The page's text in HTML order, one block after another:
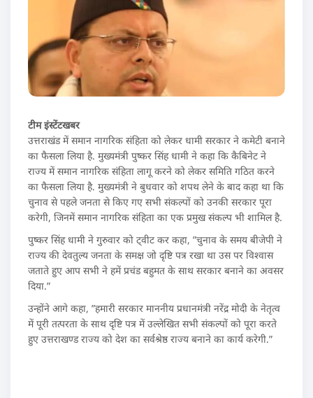
टीम इंस्टेंटखबर
उत्तराखंड में समान नागरिक संहिता को लेकर धामी सरकार ने कमेटी बनाने
का फैसला लिया है. मुख्यमंत्री पुष्कर सिंह धामी ने कहा कि कैबिनेट ने
राज्य में समान नागरिक संहिता लागू करने को लेकर समिति गठित करने
का फैसला लिया है. मुख्यमंत्री ने बुधवार को शपथ लेने के बाद कहा था कि
चुनाव से पहले जनता से किए गए सभी संकल्पों को उनकी सरकार पूरा
करेगी, जिनमें समान नागरिक संहिता का एक प्रमुख संकल्प भी शामिल है.
पुष्कर सिंह धामी ने गुरुवार को ट्वीट कर कहा, ”चुनाव के समय बीजेपी ने
राज्य की देवतुल्य जनता के समक्ष जो दृष्टि पत्र रखा था उस पर विश्वास
जताते हुए आप सभी ने हमें प्रचंड बहुमत के साथ सरकार बनाने का अवसर
दिया.”
उन्होंने आगे कहा, ”हमारी सरकार माननीय प्रधानमंत्री नरेंद्र मोदी के नेतृत्व
में पूरी तत्परता के साथ दृष्टि पत्र में उल्लेखित सभी संकल्पों को पूरा करते
हुए उत्तराखण्ड राज्य को देश का सर्वश्रेष्ठ राज्य बनाने का कार्य करेगी.”